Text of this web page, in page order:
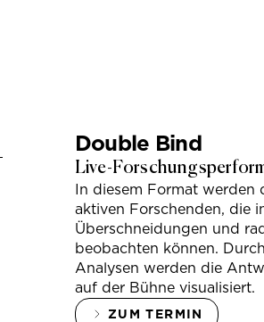
Double Bind
Live-
In diesem Format werden
aktiven Forschenden, die
Überschneidungen und
beobachten können.
Analysen werden die
auf der Bühne visualisiert.
ZUM TERMIN